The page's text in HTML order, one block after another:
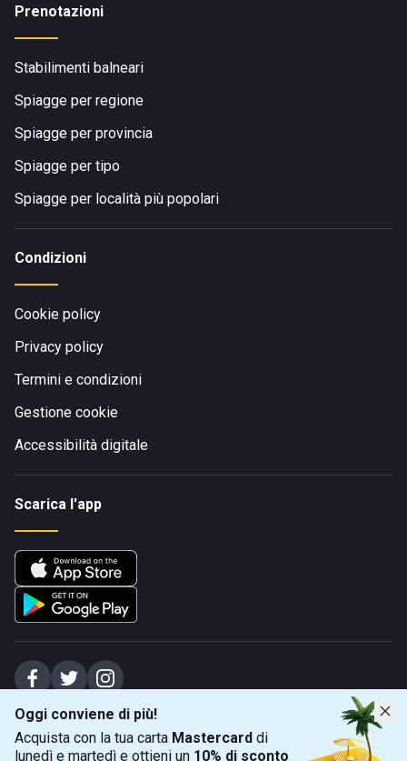
Oggi conviene di più!
Acquista con la tua carta Mastercard di
lunedì e martedì e ottieni un 10% di sconto
Prenotazioni
Stabilimenti balneari
Spiagge per regione
Spiagge per provincia
Spiagge per tipo
Spiagge per località più popolari
Condizioni
Cookie policy
Privacy policy
Termini e condizioni
Gestione cookie
Accessibilità digitale
Scarica l'app
Spiagge Srl - Sede legale: Via Marecchiese 48, 47923 Rimini (RN), IT -
capitale sociale Euro 31245,57 - Iscritta al registro delle imprese di Rimini
Sede operativa: Via Flaminia 180, 47924 Rimini (RN), IT
+39 0541 772375